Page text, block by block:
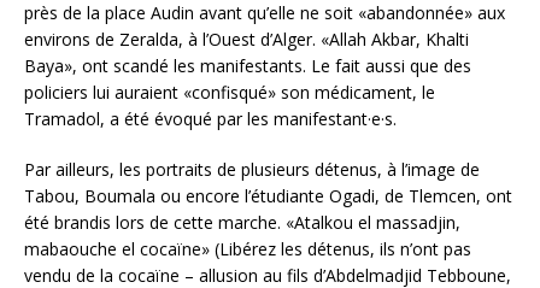
près de la place Audin avant qu’elle ne soit «abandonnée» aux
environs de Zeralda, à l’Ouest d’Alger. «Allah Akbar, Khalti
Baya», ont scandé les manifestants. Le fait aussi que des
policiers lui auraient «confisqué» son médicament, le
Tramadol, a été évoqué par les manifestant·e·s.
Par ailleurs, les portraits de plusieurs détenus, à l’image de
Tabou, Boumala ou encore l’étudiante Ogadi, de Tlemcen, ont
été brandis lors de cette marche. «Atalkou el massadjin,
mabaouche el cocaïne» (Libérez les détenus, ils n’ont pas
vendu de la cocaïne – allusion au fils d’Abdelmadjid Tebboune,